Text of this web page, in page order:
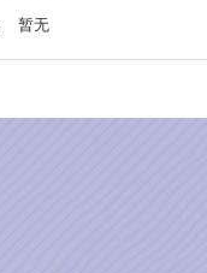
暂无